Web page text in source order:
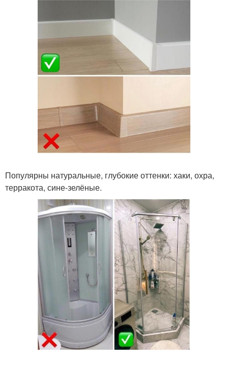
Популярны натуральные, глубокие оттенки: хаки, охра,
терракота, сине-зелёные.